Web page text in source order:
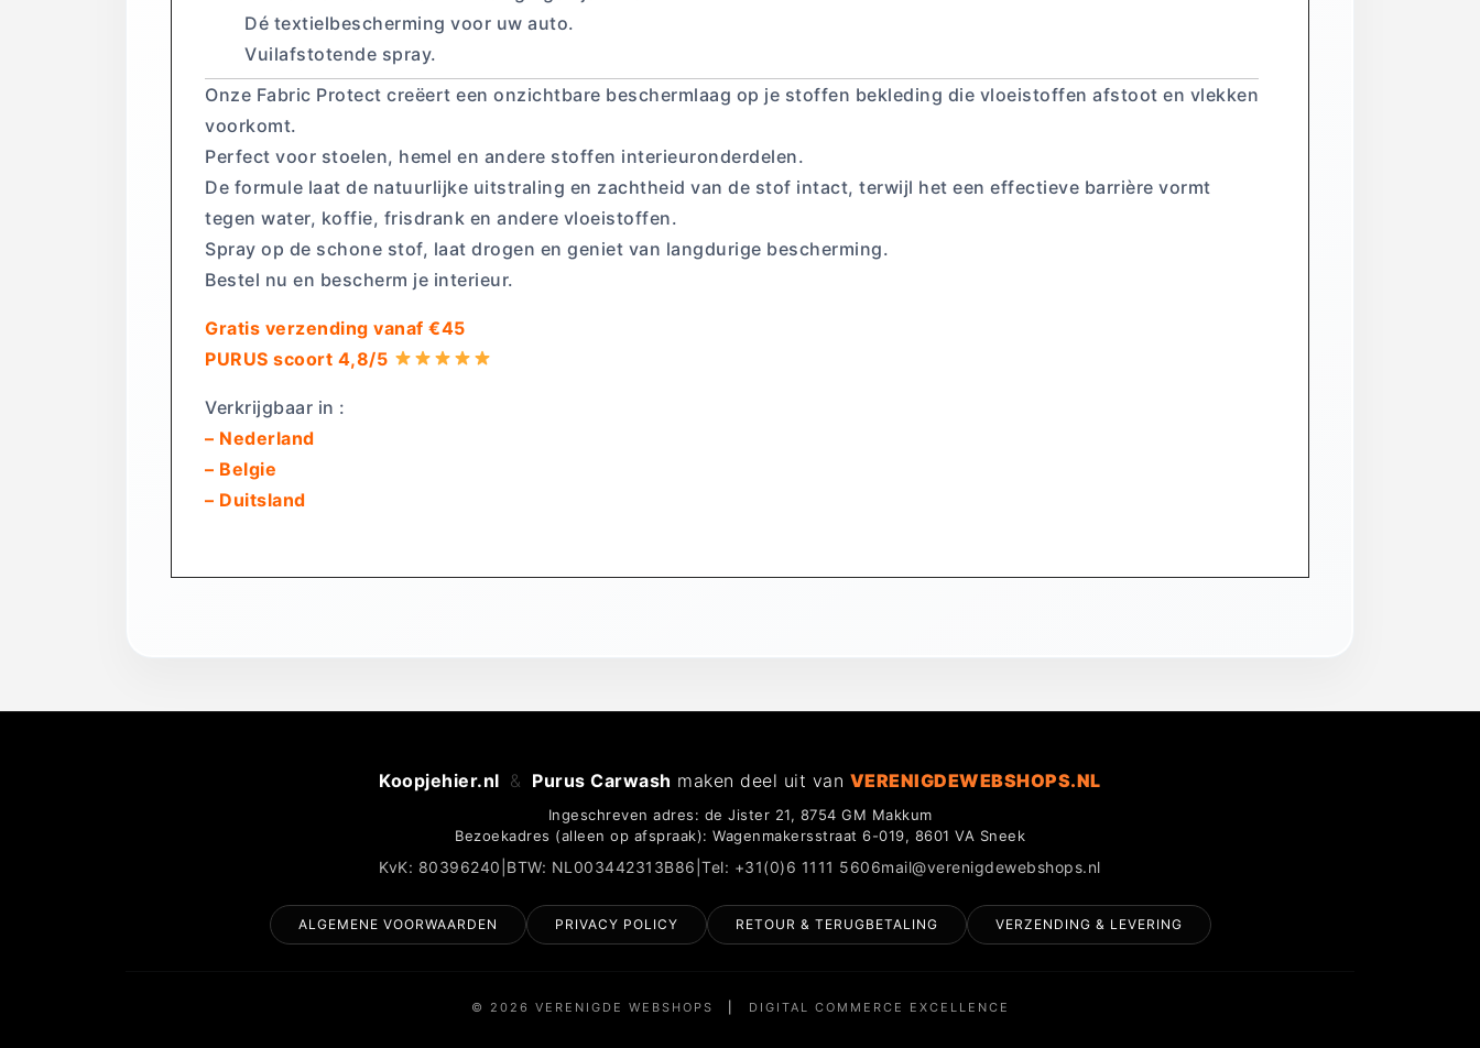
Dé textielbescherming voor uw auto.
Vuilafstotende spray.
Onze Fabric Protect creëert een onzichtbare beschermlaag op je stoffen bekleding die vloeistoffen afstoot en vlekken
voorkomt.
Perfect voor stoelen, hemel en andere stoffen interieuronderdelen.
De formule laat de natuurlijke uitstraling en zachtheid van de stof intact, terwijl het een effectieve barrière vormt
tegen water, koffie, frisdrank en andere vloeistoffen.
Spray op de schone stof, laat drogen en geniet van langdurige bescherming.
Bestel nu en bescherm je interieur.
Gratis verzending vanaf €45
PURUS scoort 4,8/5
Verkrijgbaar in :
– Nederland
– Belgie
– Duitsland
Koopjehier.nl & Purus Carwash maken deel uit van VERENIGDEWEBSHOPS.NL
Ingeschreven adres: de Jister 21, 8754 GM Makkum
Bezoekadres (alleen op afspraak): Wagenmakersstraat 6-019, 8601 VA Sneek
KvK: 80396240 BTW: NL003442313B86 |Tel: +31(0)6 1111 5606mail@verenigdewebshops.nl
ALGEMENE VOORWAARDEN PRIVACY POLICY RETOUR & TERUGBETALING VERZENDING & LEVERING
© 2026 VERENIGDE WEBSHOPS DIGITAL COMMERCE EXCELLENCE